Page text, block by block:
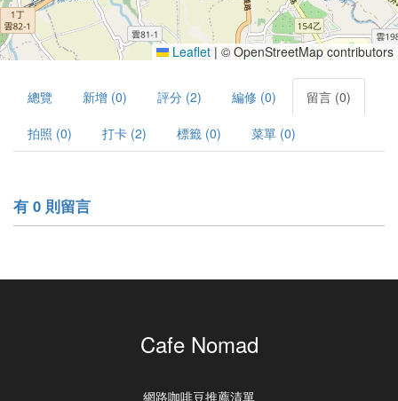
Leaflet | © OpenStreetMap contributors
總覽 新增 (0) 評分 (2) 編修 (0) 留言 (0)
拍照 (0) 打卡 (2) 標籤 (0) 菜單 (0)
有 0 則留言
Cafe Nomad
網路咖啡豆推薦清單